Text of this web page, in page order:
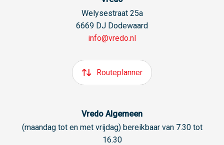
Welysestraat 25a
6669 DJ Dodewaard
info@vredo.nl
Routeplanner
Vredo Algemeen
(maandag tot en met vrijdag) bereikbaar van 7.30 tot
16.30